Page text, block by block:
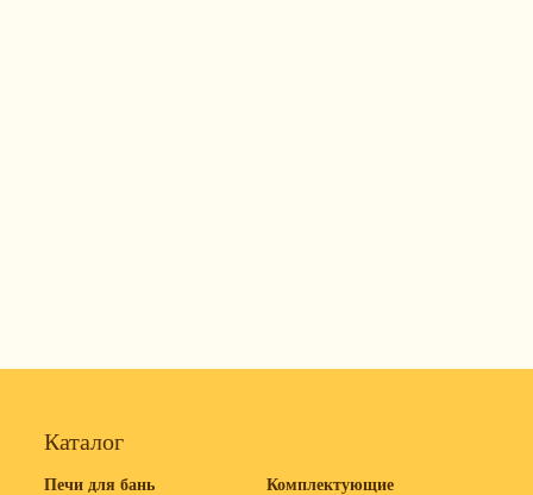
Каталог
Печи для бань
Комплектующие